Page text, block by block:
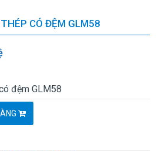
CÓ ĐỆM GLM58
đệm GLM58